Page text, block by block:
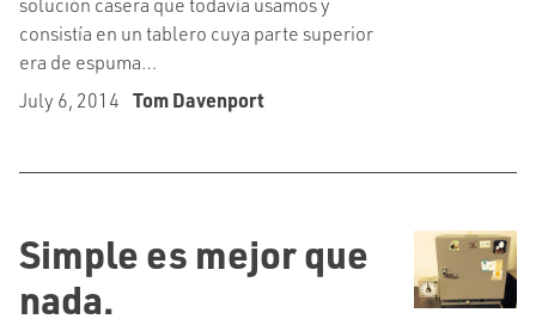
consistía en un tablero cuya parte superior
era de espuma…
July 6, 2014 Tom Davenport
Simple es mejor que
nada.